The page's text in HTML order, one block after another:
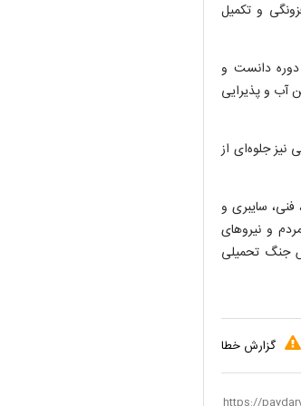
و تکمیل
دوره دانست و
آب و پذیرایی
نیز جلوه‌ای از
فنی، سایبری و
و نیرو‌های
جنگ تحمیلی
گزارش خطا